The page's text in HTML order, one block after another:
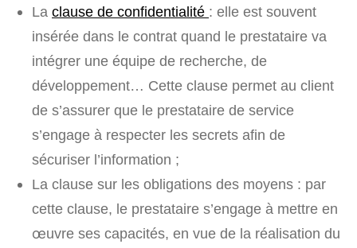
La clause de confidentialité : elle est souvent
insérée dans le contrat quand le prestataire va
intégrer une équipe de recherche, de
développement… Cette clause permet au client
de s’assurer que le prestataire de service
s’engage à respecter les secrets afin de
sécuriser l’information ;
La clause sur les obligations des moyens : par
cette clause, le prestataire s’engage à mettre en
œuvre ses capacités, en vue de la réalisation du